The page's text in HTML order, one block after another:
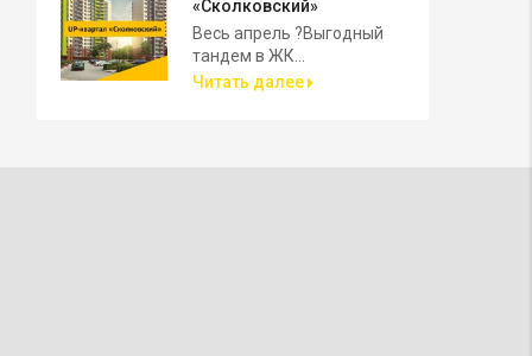
«Сколковский»
Весь апрель ?Выгодный
тандем в ЖК...
Читать далее